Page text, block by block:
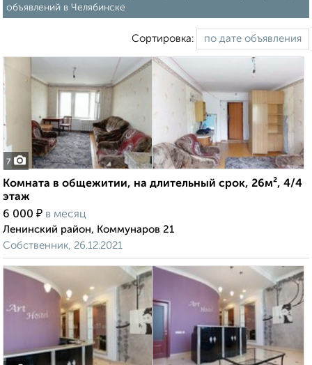
объявлений в Челябинске
Сортировка:
7
Комната в общежитии, на длительный срок, 26м², 4/4
этаж
6 000 ₽ в месяц
Ленинский район, Коммунаров 21
Собственник, 26.12.2021